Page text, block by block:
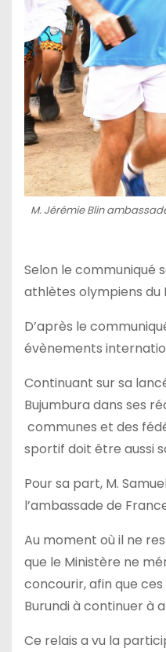
M. Jérémie Blin
Selon le communiqué
athlètes olympiens du
D’après le
évènements
Continuant sur sa
Bujumbura dans ses
communes et des
sportif doit être aussi
Pour sa part, M.
l’ambassade de
Au moment où il ne
que le Ministère ne
concourir, afin que
Burundi à continuer à
Ce relais a vu la